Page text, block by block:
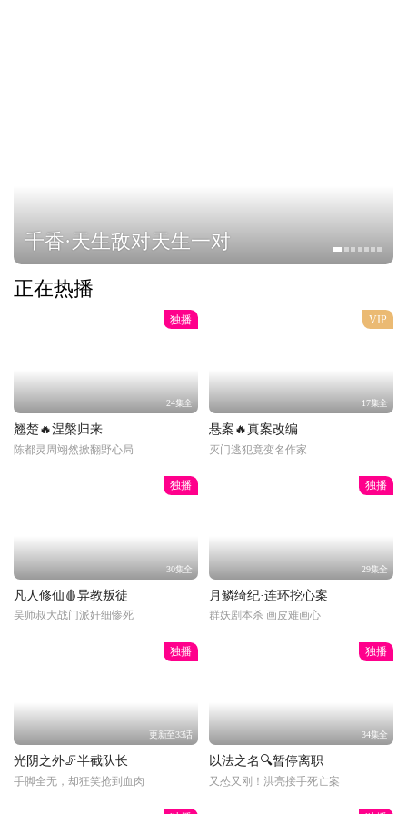
千香·天生敌对天生一对
正在热播
独播
24集全
翘楚🔥涅槃归来
陈都灵周翊然掀翻野心局
VIP
17集全
悬案🔥真案改编
灭门逃犯竟变名作家
独播
30集全
凡人修仙🩸异教叛徒
吴师叔大战门派奸细惨死
独播
29集全
月鳞绮纪·连环挖心案
群妖剧本杀 画皮难画心
独播
更新至33话
光阴之外🦵半截队长
手脚全无，却狂笑抢到血肉
独播
34集全
以法之名🔍暂停离职
又怂又刚！洪亮接手死亡案